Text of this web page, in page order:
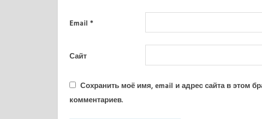
Email *
Сайт
Сохранить моё имя, email и адрес сайта в этом
комментариев.